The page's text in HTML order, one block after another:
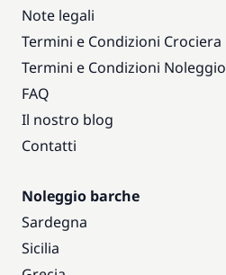
Note legali
Termini e Condizioni Crociera
Termini e Condizioni Noleggio
FAQ
Il nostro blog
Contatti
Noleggio barche
Sardegna
Sicilia